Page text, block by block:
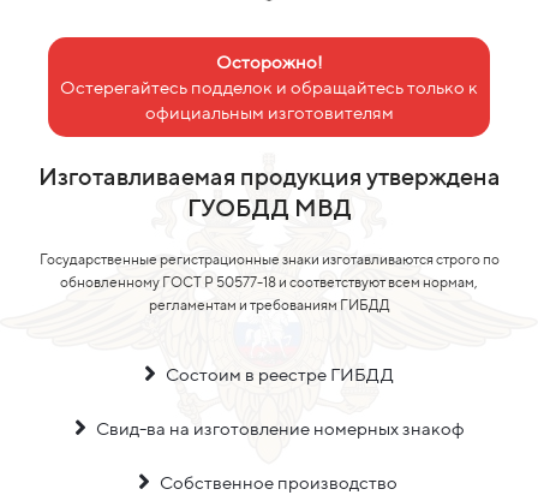
Осторожно!
Остерегайтесь подделок и обращайтесь только к
официальным изготовителям
Изготавливаемая продукция утверждена
ГУОБДД МВД
Государственные регистрационные знаки изготавливаются строго по
обновленному ГОСТ Р 50577-18 и соответствуют всем нормам,
регламентам и требованиям ГИБДД
Состоим в реестре ГИБДД
Свид-ва на изготовление номерных знакоф
Собственное производство